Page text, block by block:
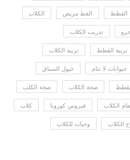
القطط القط مريض الكلاب
تدريب الكلاب
تربية القطط تربية الكلاب
حيوانات لا تنام خيول السباق
صحة الكلاب صحة الكلب
الكلاب فيروس كورونا كلاب
الكلاب وجبات للكلاب